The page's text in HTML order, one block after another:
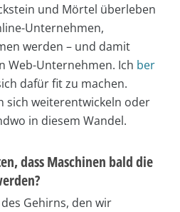
und Mörtel überleben
Unternehmen,
werden – und damit
Web-Unternehmen. Ich ber
dafür fit zu machen.
sich weiterentwickeln oder
in diesem Wandel.
dass Maschinen bald die
Gehirns, den wir